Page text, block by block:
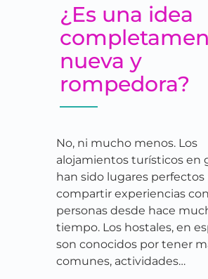
¿Es una idea
nueva y
rompedora?
No, ni mucho menos. Los
alojamientos turísticos en
han sido lugares perfectos
compartir experiencias
personas desde hace
tiempo. Los hostales, en
son conocidos por tener
comunes, actividades…